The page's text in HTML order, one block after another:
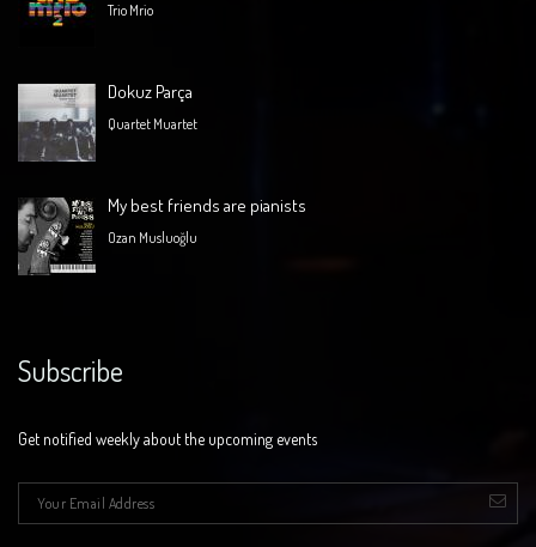
Trio Mrio
Dokuz Parça
Quartet Muartet
My best friends are pianists
Ozan Musluoğlu
Subscribe
Get notified weekly about the upcoming events
E-mail *